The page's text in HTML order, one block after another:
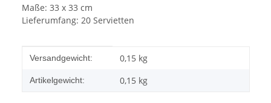
Maße: 33 x 33 cm
Lieferumfang: 20 Servietten
Produkteigenschaft
Wert
Versandgewicht: 0,15 kg
Artikelgewicht: 0,15 kg